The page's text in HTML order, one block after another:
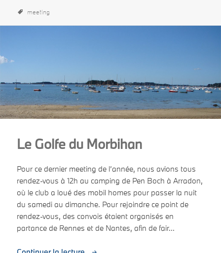
meeting
Le Golfe du Morbihan
Pour ce dernier meeting de l’année, nous avions tous
rendez-vous à 12h au camping de Pen Boch à Arradon,
où le club a loué des mobil homes pour passer la nuit
du samedi au dimanche. Pour rejoindre ce point de
rendez-vous, des convois étaient organisés en
partance de Rennes et de Nantes, afin de fair...